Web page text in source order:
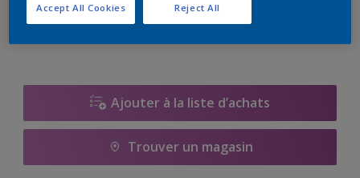
10L
15L
Ajouter à la liste d’achats
Trouver un magasin
Reject All
Accept All Cookies